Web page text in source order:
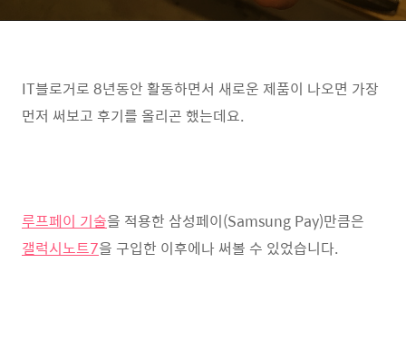
IT블로거로 8년동안 활동하면서 새로운 제품이 나오면 가장
먼저 써보고 후기를 올리곤 했는데요.
루프페이 기술을 적용한 삼성페이(Samsung Pay)만큼은
갤럭시노트7을 구입한 이후에나 써볼 수 있었습니다.